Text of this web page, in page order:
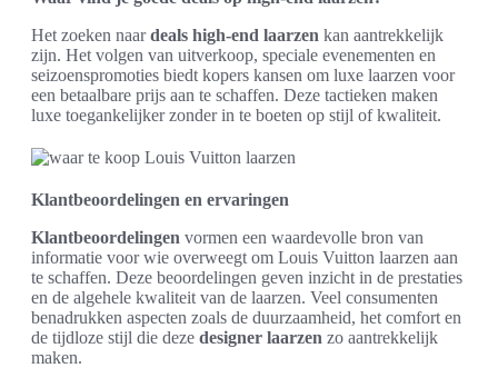
Het zoeken naardeals high-end laarzen kan aantrekkelijk
zijn. Het volgen van uitverkoop, speciale evenementen en
seizoenspromoties biedt kopers kansen om luxe laarzen voor
een betaalbare prijs aan te schaffen. Deze tactieken maken
luxe toegankelijker zonder in te boeten op stijl of kwaliteit.
Klantbeoordelingen en ervaringen
Klantbeoordelingen vormen een waardevolle bron van
informatie voor wie overweegt om Louis Vuitton laarzen aan
te schaffen. Deze beoordelingen geven inzicht in de prestaties
en de algehele kwaliteit van de laarzen. Veel consumenten
benadrukken aspecten zoals de duurzaamheid, het comfort en
de tijdloze stijl die deze designer laarzen zo aantrekkelijk
maken.